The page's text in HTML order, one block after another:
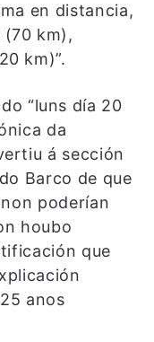
en distancia,
(70 km),
km)”.
“luns día 20
da
á sección
Barco de que
poderían
houbo
que
anos